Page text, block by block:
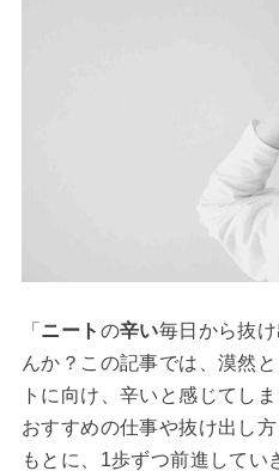
「 ニート の辛い毎日から抜
んか？この記事では、漠然
トに向け、辛いと感じてし
おすすめの仕事や抜け出し
もとに、1歩ずつ前進してい